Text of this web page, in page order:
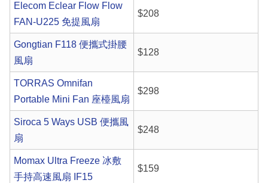
Elecom Eclear Flow Flow
FAN-U225 免提風扇
$208
Gongtian F118 便攜式掛腰
風扇
$128
TORRAS Omnifan
Portable Mini Fan 座檯風扇
$298
Siroca 5 Ways USB 便攜風
扇
$248
Momax Ultra Freeze 冰敷
手持高速風扇 IF15
$159